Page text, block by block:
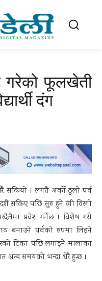
गरेको फूलखेती
दंग
सकियो । लगत्तै अर्को ठूलो पर्व
सकिए पछि सुरु हुने रंगी विरगी
प्रवेश गर्नेछ । विशेष गरी
बनाउने पर्वको रुपमा लिइने
टिका पछि लगाइने मालाका
समयको भन्दा धेरै हुन्छ ।